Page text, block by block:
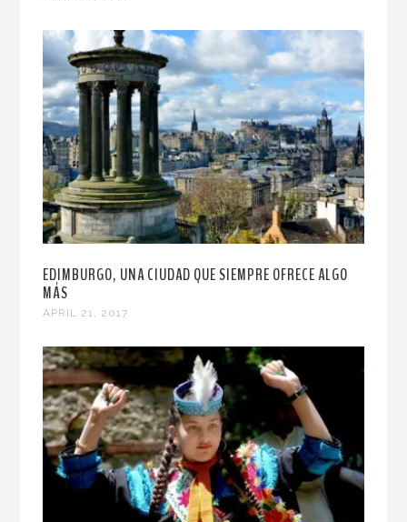
EDIMBURGO, UNA CIUDAD QUE SIEMPRE OFRECE ALGO
MÁS
APRIL 21, 2017